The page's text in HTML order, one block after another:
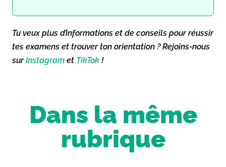
Tu veux plus d’informations et de conseils pour réussir
tes examens et trouver ton orientation ? Rejoins-nous
surInstagram et TikTok !
Dans la même
rubrique